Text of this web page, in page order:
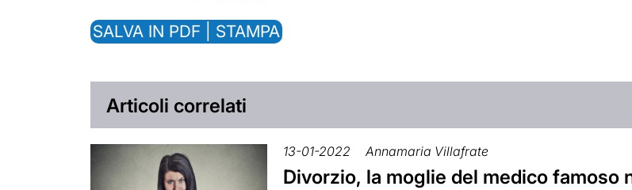
SALVA IN PDF | STAMPA
Articoli correlati
13-01-2022 Annamaria Villafrate
Divorzio, la moglie del medico famoso